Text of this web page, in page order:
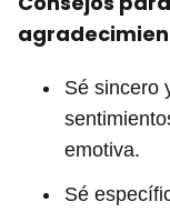
Sé sincero
emotiva.
Sé